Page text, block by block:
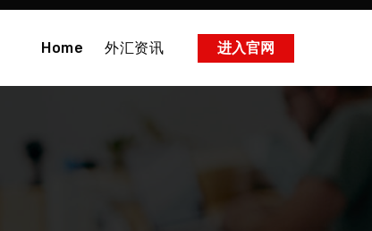
Home 外汇资讯 进入官网